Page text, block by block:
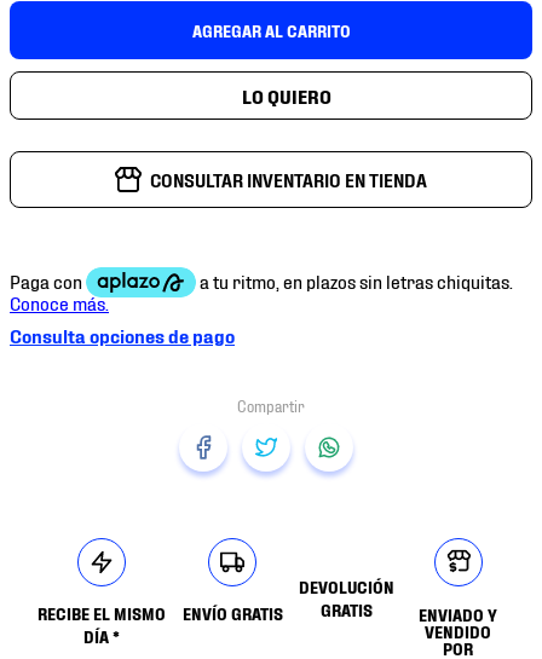
AGREGAR AL CARRITO
CONSULTAR INVENTARIO EN TIENDA
Consulta opciones de pago
RECIBE EL MISMO
DÍA *
ENVÍO GRATIS
DEVOLUCIÓN
GRATIS
ENVIADO Y
VENDIDO
POR